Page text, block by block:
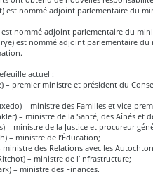
est nommé adjoint parlementaire du
nommé adjoint parlementaire du
est nommé adjoint parlementaire du
actuel :
premier ministre et président du
– ministre des Familles et vice-
– ministre de la Santé, des Aînés et
ministre de la Justice et procureur
– ministre de l’Éducation;
des Relations avec les
– ministre de l’Infrastructure;
– ministre des Finances.